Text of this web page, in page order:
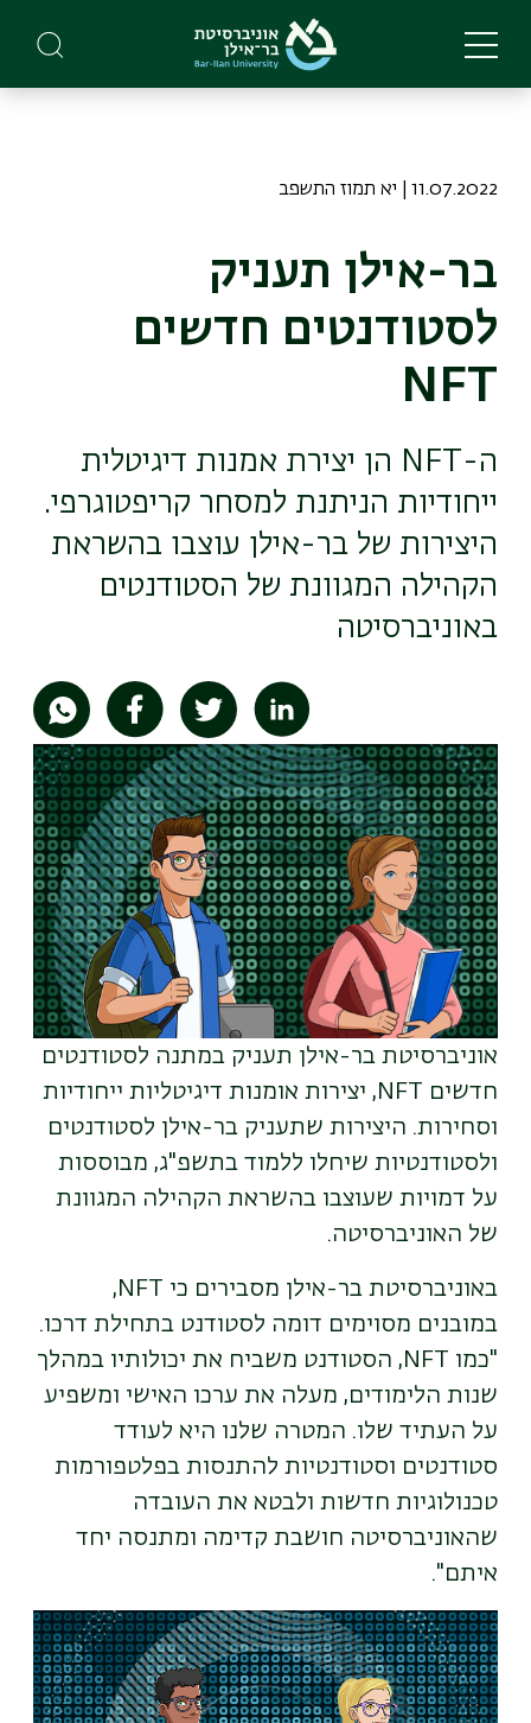
main
11.07.2022 | יא תמוז התשפב
בר-אילן תעניק
לסטודנטים חדשים
NFT
ה-NFT הן יצירת אמנות דיגיטלית
ייחודיות הניתנת למסחר קריפטוגרפי.
היצירות של בר-אילן עוצבו בהשראת
הקהילה המגוונת של הסטודנטים
באוניברסיטה
תמונה
אוניברסיטת בר-אילן תעניק במתנה לסטודנטים
חדשים NFT,
יצירות אומנות דיגיטליות ייחודיות
וסחירות. היצירות שתעניק בר-אילן לסטודנטים
ולסטודנטיות שיחלו ללמוד בתשפ"ג, מבוססות
על דמויות שעוצבו בהשראת הקהילה המגוונת
של האוניברסיטה.
באוניברסיטת בר-אילן מסבירים כי NFT
,
במובנים מסוימים דומה לסטודנט בתחילת דרכו.
"כמו NFT , הסטודנט משביח את יכולותיו במהלך
שנות הלימודים, מעלה את ערכו האישי ומשפיע
על העתיד שלו. המטרה שלנו היא לעודד
סטודנטים וסטודנטיות להתנסות בפלטפורמות
טכנולוגיות חדשות ולבטא את העובדה
שהאוניברסיטה חושבת קדימה ומתנסה יחד
איתם".